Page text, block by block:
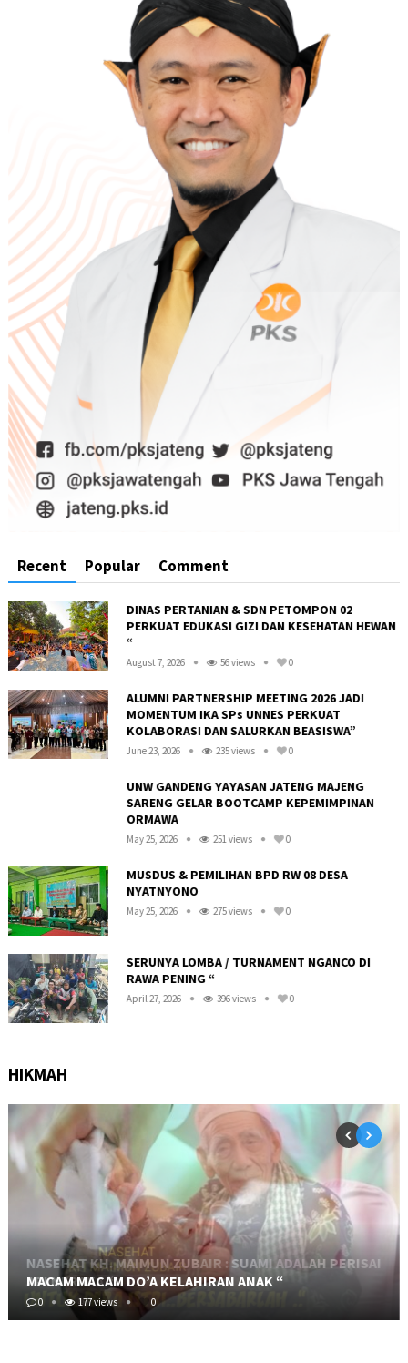
Recent Popular Comment
DINAS PERTANIAN & SDN PETOMPON 02
PERKUAT EDUKASI GIZI DAN KESEHATAN HEWAN
“
August 7, 2026 56 views 0
ALUMNI PARTNERSHIP MEETING 2026 JADI
MOMENTUM IKA SPs UNNES PERKUAT
KOLABORASI DAN SALURKAN BEASISWA”
June 23, 2026 235 views 0
UNW GANDENG YAYASAN JATENG MAJENG
SARENG GELAR BOOTCAMP KEPEMIMPINAN
ORMAWA
May 25, 2026 251 views 0
MUSDUS & PEMILIHAN BPD RW 08 DESA
NYATNYONO
May 25, 2026 275 views 0
SERUNYA LOMBA / TURNAMENT NGANCO DI
RAWA PENING “
April 27, 2026 396 views 0
HIKMAH
MACAM MACAM DO’A KELAHIRAN ANAK “
0 177 views 0